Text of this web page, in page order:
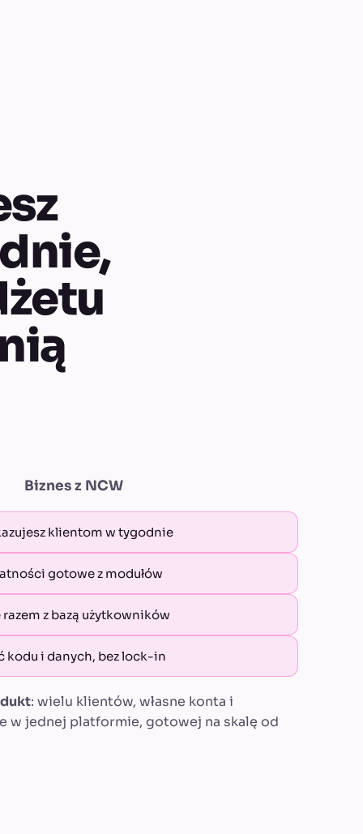
Biznes z NCW
klientom w tygodnie
gotowe z modułów
z bazą użytkowników
kodu i danych, bez lock-in
: wielu klientów, własne konta i
w jednej platformie, gotowej na skalę od